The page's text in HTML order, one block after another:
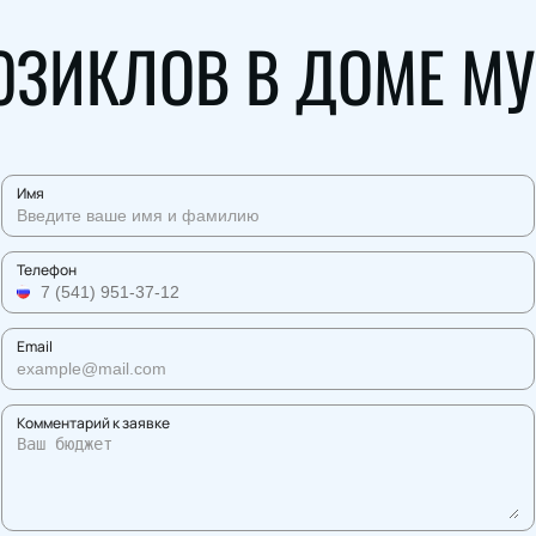
В ДОМЕ
Имя
Телефон
Email
Комментарий к заявке